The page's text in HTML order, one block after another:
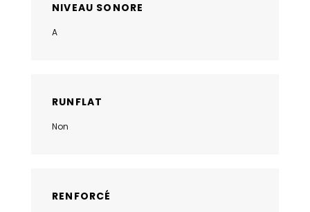
NIVEAU SONORE
A
RUNFLAT
Non
RENFORCÉ